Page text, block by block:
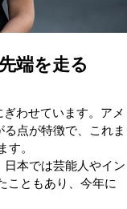
端を走る
わせています。アメ
点が特徴で、これま
。
本では芸能人やイン
こともあり、今年に